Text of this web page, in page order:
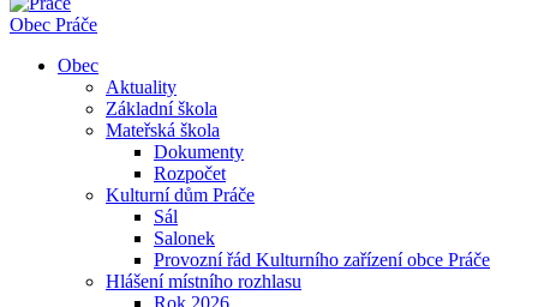
Obec Práče
Obec
Aktuality
Základní škola
Mateřská škola
Dokumenty
Rozpočet
Kulturní dům Práče
Sál
Salonek
Provozní řád Kulturního zařízení obce Práče
Hlášení místního rozhlasu
Rok 2026